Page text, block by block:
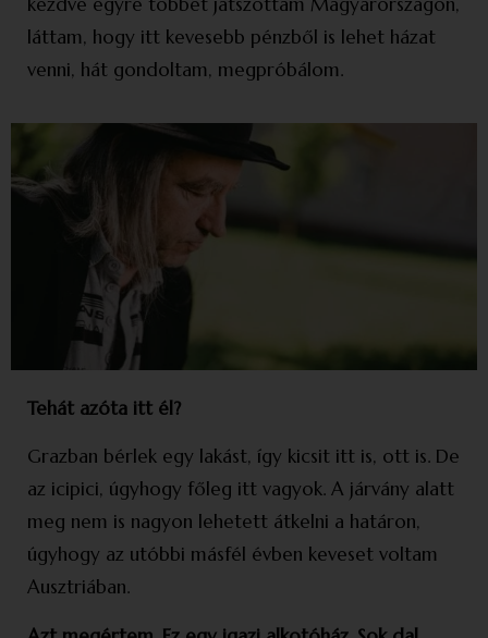
láttam, hogy itt kevesebb pénzből is lehet házat
venni, hát gondoltam, megpróbálom.
Tehát azóta itt él?
Grazban bérlek egy lakást, így kicsit itt is, ott is. De
az icipici, úgyhogy főleg itt vagyok. A járvány alatt
meg nem is nagyon lehetett átkelni a határon,
úgyhogy az utóbbi másfél évben keveset voltam
Ausztriában.